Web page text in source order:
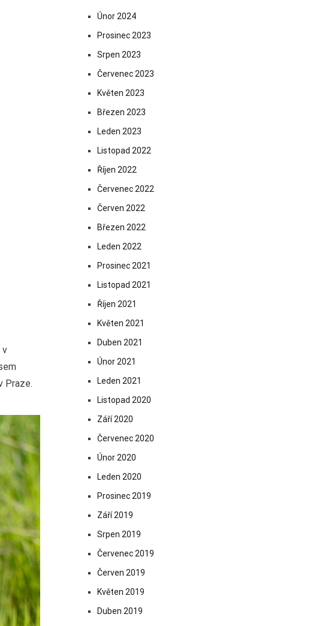
v
Praze.
Únor 2024
Prosinec 2023
Srpen 2023
Červenec 2023
Květen 2023
Březen 2023
Leden 2023
Listopad 2022
Říjen 2022
Červenec 2022
Červen 2022
Březen 2022
Leden 2022
Prosinec 2021
Listopad 2021
Říjen 2021
Květen 2021
Duben 2021
Únor 2021
Leden 2021
Listopad 2020
Září 2020
Červenec 2020
Únor 2020
Leden 2020
Prosinec 2019
Září 2019
Srpen 2019
Červenec 2019
Červen 2019
Květen 2019
Duben 2019